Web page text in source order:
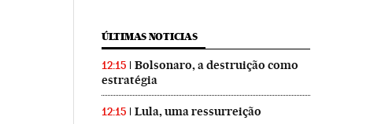
ÚLTIMAS NOTICIAS
12:15
Bolsonaro, a destruição como
estratégia
12:15 Lula, uma ressurreição